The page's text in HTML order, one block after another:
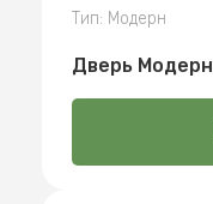
Тип: Модерн
Дверь Модерн